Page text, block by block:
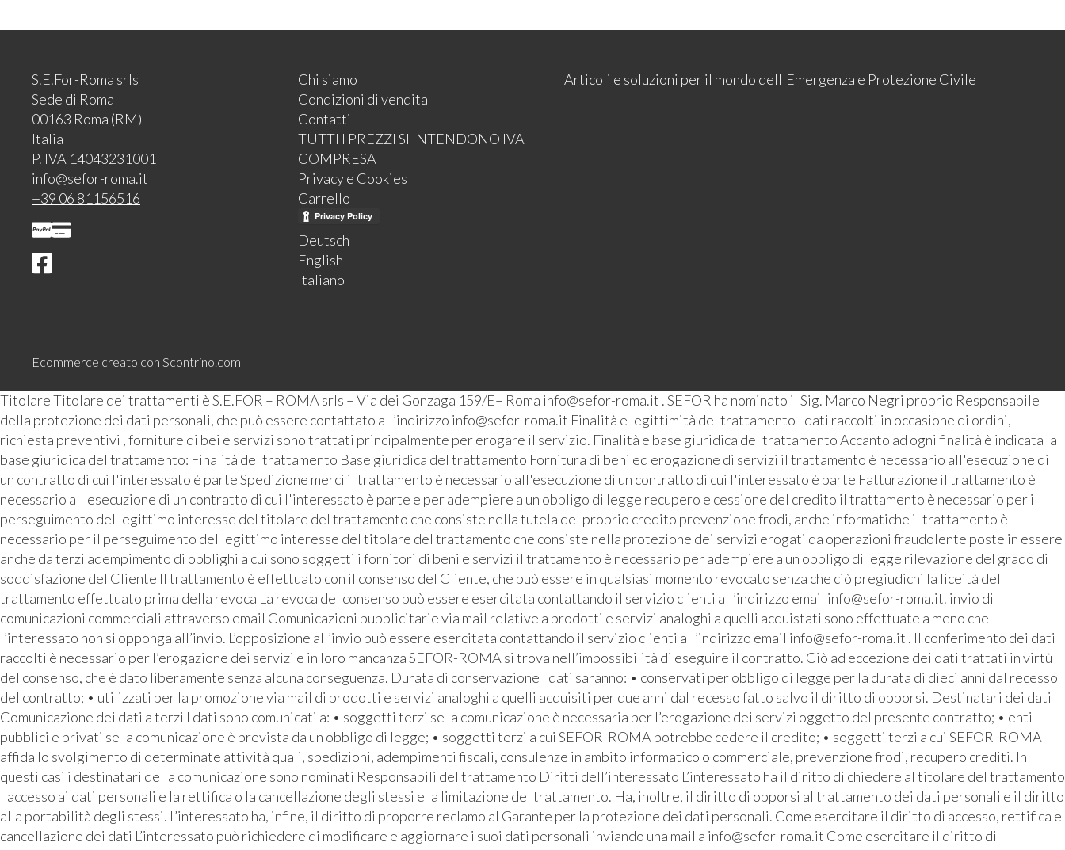
S.E.For-Roma srls
Sede di Roma
00163 Roma (RM)
Italia
P. IVA 14043231001
info@sefor-roma.it
+39 06 81156516
Chi siamo
Condizioni di vendita
Contatti
TUTTI I PREZZI SI INTENDONO IVA
COMPRESA
Privacy e Cookies
Carrello
Deutsch
English
Italiano
Articoli e soluzioni per il mondo dell'Emergenza e Protezione Civile
Ecommerce creato con Scontrino.com
Titolare Titolare dei trattamenti è S.E.FOR – ROMA srls – Via dei Gonzaga 159/E– Roma info@sefor-roma.it . SEFOR ha nominato il Sig. Marco Negri proprio Responsabile
della protezione dei dati personali, che può essere contattato all’indirizzo info@sefor-roma.it Finalità e legittimità del trattamento I dati raccolti in occasione di ordini,
richiesta preventivi , forniture di bei e servizi sono trattati principalmente per erogare il servizio. Finalità e base giuridica del trattamento Accanto ad ogni finalità è indicata la
base giuridica del trattamento: Finalità del trattamento Base giuridica del trattamento Fornitura di beni ed erogazione di servizi il trattamento è necessario all'esecuzione di
un contratto di cui l'interessato è parte Spedizione merci il trattamento è necessario all'esecuzione di un contratto di cui l'interessato è parte Fatturazione il trattamento è
necessario all'esecuzione di un contratto di cui l'interessato è parte e per adempiere a un obbligo di legge recupero e cessione del credito il trattamento è necessario per il
perseguimento del legittimo interesse del titolare del trattamento che consiste nella tutela del proprio credito prevenzione frodi, anche informatiche il trattamento è
necessario per il perseguimento del legittimo interesse del titolare del trattamento che consiste nella protezione dei servizi erogati da operazioni fraudolente poste in essere
anche da terzi adempimento di obblighi a cui sono soggetti i fornitori di beni e servizi il trattamento è necessario per adempiere a un obbligo di legge rilevazione del grado di
soddisfazione del Cliente Il trattamento è effettuato con il consenso del Cliente, che può essere in qualsiasi momento revocato senza che ciò pregiudichi la liceità del
trattamento effettuato prima della revoca La revoca del consenso può essere esercitata contattando il servizio clienti all’indirizzo email info@sefor-roma.it. invio di
comunicazioni commerciali attraverso email Comunicazioni pubblicitarie via mail relative a prodotti e servizi analoghi a quelli acquistati sono effettuate a meno che
l’interessato non si opponga all’invio. L’opposizione all’invio può essere esercitata contattando il servizio clienti all’indirizzo email info@sefor-roma.it . Il conferimento dei dati
raccolti è necessario per l’erogazione dei servizi e in loro mancanza SEFOR-ROMA si trova nell’impossibilità di eseguire il contratto. Ciò ad eccezione dei dati trattati in virtù
del consenso, che è dato liberamente senza alcuna conseguenza. Durata di conservazione I dati saranno: • conservati per obbligo di legge per la durata di dieci anni dal recesso
del contratto; • utilizzati per la promozione via mail di prodotti e servizi analoghi a quelli acquisiti per due anni dal recesso fatto salvo il diritto di opporsi. Destinatari dei dati
Comunicazione dei dati a terzi I dati sono comunicati a: • soggetti terzi se la comunicazione è necessaria per l’erogazione dei servizi oggetto del presente contratto; • enti
pubblici e privati se la comunicazione è prevista da un obbligo di legge; • soggetti terzi a cui SEFOR-ROMA potrebbe cedere il credito; • soggetti terzi a cui SEFOR-ROMA
affida lo svolgimento di determinate attività quali, spedizioni, adempimenti fiscali, consulenze in ambito informatico o commerciale, prevenzione frodi, recupero crediti. In
questi casi i destinatari della comunicazione sono nominati Responsabili del trattamento Diritti dell’interessato L’interessato ha il diritto di chiedere al titolare del trattamento
l'accesso ai dati personali e la rettifica o la cancellazione degli stessi e la limitazione del trattamento. Ha, inoltre, il diritto di opporsi al trattamento dei dati personali e il diritto
alla portabilità degli stessi. L’interessato ha, infine, il diritto di proporre reclamo al Garante per la protezione dei dati personali. Come esercitare il diritto di accesso, rettifica e
cancellazione dei dati L’interessato può richiedere di modificare e aggiornare i suoi dati personali inviando una mail a info@sefor-roma.it Come esercitare il diritto di